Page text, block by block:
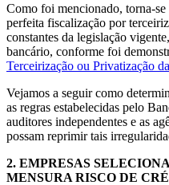
Como foi mencionado, torna-
perfeita fiscalização por
constantes da legislação
bancário, conforme foi
Terceirização ou Privatização
Vejamos a seguir como
as regras estabelecidas pelo
auditores independentes e as
possam reprimir tais
2. EMPRESAS
MENSURA RISCO DE